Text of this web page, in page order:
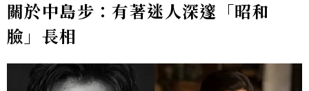
關於中島步：有著迷人深邃「昭和
臉」長相